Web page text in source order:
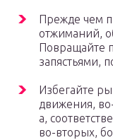
Прежде чем
отжиманий,
Повращайте
запястьями,
Избегайте
движения,
а,
во-вторых,